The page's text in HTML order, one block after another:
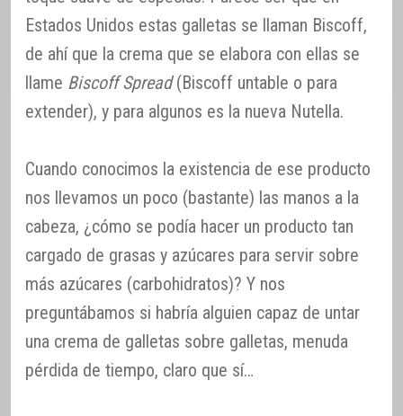
Estados Unidos estas galletas se llaman Biscoff,
de ahí que la crema que se elabora con ellas se
llame Biscoff Spread(Biscoff untable o para
extender), y para algunos es la nueva Nutella.
Cuando conocimos la existencia de ese producto
nos llevamos un poco (bastante) las manos a la
cabeza, ¿cómo se podía hacer un producto tan
cargado de grasas y azúcares para servir sobre
más azúcares (carbohidratos)? Y nos
preguntábamos si habría alguien capaz de untar
una crema de galletas sobre galletas, menuda
pérdida de tiempo, claro que sí…